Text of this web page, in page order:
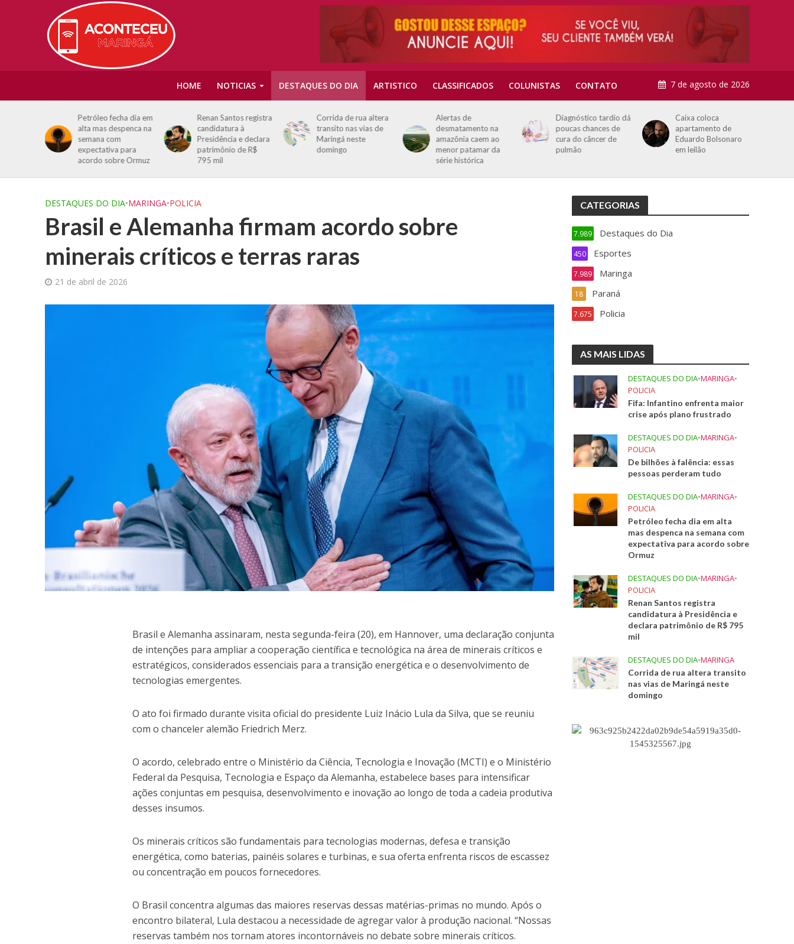
HOME NOTICIAS DESTAQUES DO DIA ARTISTICO CLASSIFICADOS COLUNISTAS CONTATO 7 de agosto de 2026
Petróleo fecha dia em
alta mas despenca na
semana com
expectativa para
acordo sobre Ormuz
Renan Santos registra
candidatura à
Presidência e declara
patrimônio de R$
795 mil
Corrida de rua altera
transito nas vias de
Maringá neste
domingo
Alertas de
desmatamento na
amazônia caem ao
menor patamar da
série histórica
Diagnóstico tardio dá
poucas chances de
cura do câncer de
pulmão
Caixa coloca
apartamento de
Eduardo Bolsonaro
em leilão
DESTAQUES DO DIA•MARINGA•POLICIA
Brasil e Alemanha firmam acordo sobre
minerais críticos e terras raras
21 de abril de 2026
Brasil e Alemanha assinaram, nesta segunda-feira (20), em Hannover, uma declaração conjunta
de intenções para ampliar a cooperação científica e tecnológica na área de minerais críticos e
estratégicos, considerados essenciais para a transição energética e o desenvolvimento de
tecnologias emergentes.
O ato foi firmado durante visita oficial do presidente Luiz Inácio Lula da Silva, que se reuniu
com o chanceler alemão Friedrich Merz.
O acordo, celebrado entre o Ministério da Ciência, Tecnologia e Inovação (MCTI) e o Ministério
Federal da Pesquisa, Tecnologia e Espaço da Alemanha, estabelece bases para intensificar
ações conjuntas em pesquisa, desenvolvimento e inovação ao longo de toda a cadeia produtiva
desses insumos.
Os minerais críticos são fundamentais para tecnologias modernas, defesa e transição
energética, como baterias, painéis solares e turbinas, e sua oferta enfrenta riscos de escassez
ou concentração em poucos fornecedores.
O Brasil concentra algumas das maiores reservas dessas matérias-primas no mundo. Após o
encontro bilateral, Lula destacou a necessidade de agregar valor à produção nacional. “Nossas
reservas também nos tornam atores incontornáveis no debate sobre minerais críticos.
CATEGORIAS
Destaques do Dia
7.989
Esportes
450
Maringa
7.989
Paraná
18
Policia
7.675
AS MAIS LIDAS
DESTAQUES DO DIA•MARINGA•
POLICIA
Fifa: Infantino enfrenta maior
crise após plano frustrado
DESTAQUES DO DIA•MARINGA•
POLICIA
De bilhões à falência: essas
pessoas perderam tudo
DESTAQUES DO DIA•MARINGA•
POLICIA
Petróleo fecha dia em alta
mas despenca na semana com
expectativa para acordo sobre
Ormuz
DESTAQUES DO DIA•MARINGA•
POLICIA
Renan Santos registra
candidatura à Presidência e
declara patrimônio de R$ 795
mil
DESTAQUES DO DIA•MARINGA
Corrida de rua altera transito
nas vias de Maringá neste
domingo